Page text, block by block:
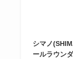
シマノ
ールラウン